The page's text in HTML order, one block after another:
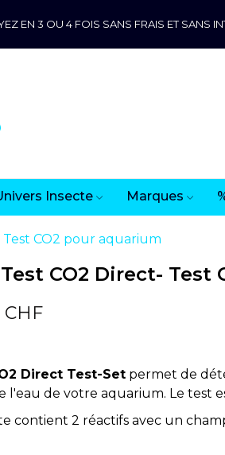
EN 3 OU 4 FOIS SANS FRAIS ET SANS
Insecte Marques
Test CO2 pour aquarium
CO2 Direct- Test
CHF
Direct Test-Set permet de
l'eau de votre aquarium. Le test
contient 2 réactifs avec un